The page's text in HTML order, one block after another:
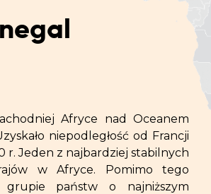
Afryce nad Oceanem
niepodległość od Francji
r. Jeden z najbardziej stabilnych
w Afryce. Pomimo tego
grupie państw o najniższym